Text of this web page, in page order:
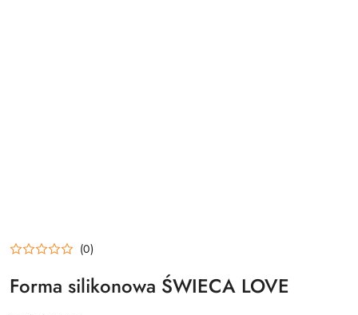
(0)
Forma silikonowa ŚWIECA LOVE